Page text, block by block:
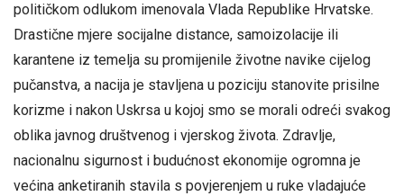
političkom odlukom imenovala Vlada Republike Hrvatske.
Drastične mjere socijalne distance, samoizolacije ili
karantene iz temelja su promijenile životne navike cijelog
pučanstva, a nacija je stavljena u poziciju stanovite prisilne
korizme i nakon Uskrsa u kojoj smo se morali odreći svakog
oblika javnog društvenog i vjerskog života. Zdravlje,
nacionalnu sigurnost i budućnost ekonomije ogromna je
većina anketiranih stavila s povjerenjem u ruke vladajuće